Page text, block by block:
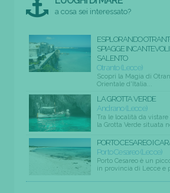
a cosa sei interessato?
ESPLORANDO
SPIAGGE
SALENTO
Otranto (Lecce)
Scopri la Magia di
Orientale d'Italia...
LA GROTTA VERDE
Andrano (Lecce)
Tra le località da
la Grotta Verde situata
PORTO CESAREO I
Porto Cesareo (Lecce)
Porto Cesareo è un
in provincia di Lecce e